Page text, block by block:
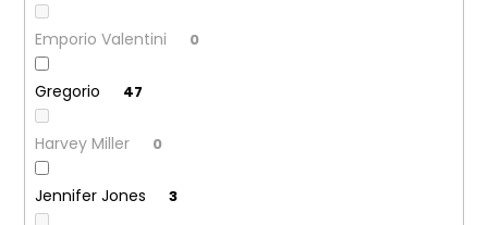
Emporio Valentini 0
Gregorio 47
Harvey Miller 0
Jennifer Jones 3